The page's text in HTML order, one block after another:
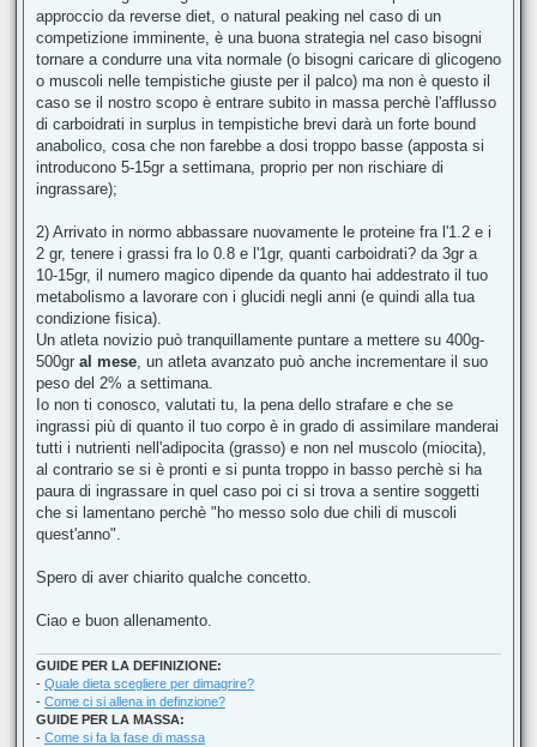
approccio da reverse diet, o natural peaking nel caso di un
competizione imminente, è una buona strategia nel caso bisogni
tornare a condurre una vita normale (o bisogni caricare di glicogeno
o muscoli nelle tempistiche giuste per il palco) ma non è questo il
caso se il nostro scopo è entrare subito in massa perchè l'afflusso
di carboidrati in surplus in tempistiche brevi darà un forte bound
anabolico, cosa che non farebbe a dosi troppo basse (apposta si
introducono 5-15gr a settimana, proprio per non rischiare di
ingrassare);
2) Arrivato in normo abbassare nuovamente le proteine fra l'1.2 e i
2 gr, tenere i grassi fra lo 0.8 e l'1gr, quanti carboidrati? da 3gr a
10-15gr, il numero magico dipende da quanto hai addestrato il tuo
metabolismo a lavorare con i glucidi negli anni (e quindi alla tua
condizione fisica).
Un atleta novizio può tranquillamente puntare a mettere su 400g-
500gr al mese, un atleta avanzato può anche incrementare il suo
peso del 2% a settimana.
Io non ti conosco, valutati tu, la pena dello strafare e che se
ingrassi più di quanto il tuo corpo è in grado di assimilare manderai
tutti i nutrienti nell'adipocita (grasso) e non nel muscolo (miocita),
al contrario se si è pronti e si punta troppo in basso perchè si ha
paura di ingrassare in quel caso poi ci si trova a sentire soggetti
che si lamentano perchè "ho messo solo due chili di muscoli
quest'anno".
Spero di aver chiarito qualche concetto.
Ciao e buon allenamento.
GUIDE PER LA DEFINIZIONE:
- Quale dieta scegliere per dimagrire?
- Come ci si allena in definzione?
GUIDE PER LA MASSA:
- Come si fa la fase di massa